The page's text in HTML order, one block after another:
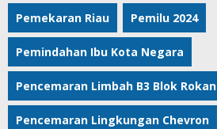
Pemekaran Riau Pemilu 2024
Pemindahan Ibu Kota Negara
Pencemaran Limbah B3 Blok Rokan
Pencemaran Lingkungan Chevron